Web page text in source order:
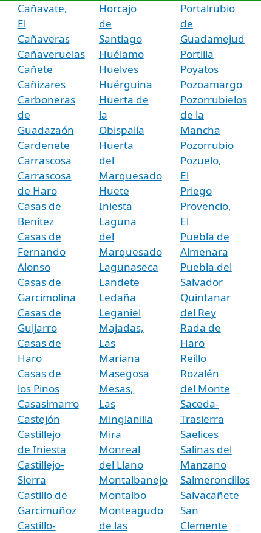
Cañavate,
El
Cañaveras
Cañaveruelas
Cañete
Cañizares
Carboneras
de
Guadazaón
Cardenete
Carrascosa
Carrascosa
de Haro
Casas de
Benítez
Casas de
Fernando
Alonso
Casas de
Garcimolina
Casas de
Guijarro
Casas de
Haro
Casas de
los Pinos
Casasimarro
Castejón
Castillejo
de Iniesta
Castillejo-
Sierra
Castillo de
Garcimuñoz
Castillo-
Horcajo
de
Santiago
Huélamo
Huelves
Huérguina
Huerta de
la
Obispalía
Huerta
del
Marquesado
Huete
Iniesta
Laguna
del
Marquesado
Lagunaseca
Landete
Ledaña
Leganiel
Majadas,
Las
Mariana
Masegosa
Mesas,
Las
Minglanilla
Mira
Monreal
del Llano
Montalbanejo
Montalbo
Monteagudo
de las
Portalrubio
de
Guadamejud
Portilla
Poyatos
Pozoamargo
Pozorrubielos
de la
Mancha
Pozorrubio
Pozuelo,
El
Priego
Provencio,
El
Puebla de
Almenara
Puebla del
Salvador
Quintanar
del Rey
Rada de
Haro
Reíllo
Rozalén
del Monte
Saceda-
Trasierra
Saelices
Salinas del
Manzano
Salmeroncillos
Salvacañete
San
Clemente